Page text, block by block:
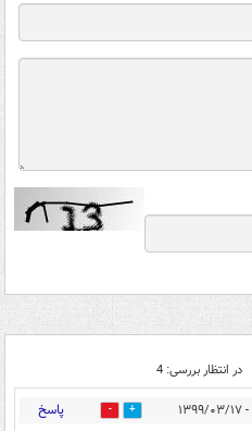
در انتظار بررسی: 4
24 پاسخ